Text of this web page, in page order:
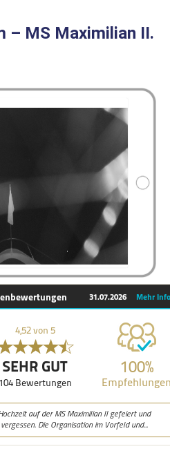
– MS Maximilian II.